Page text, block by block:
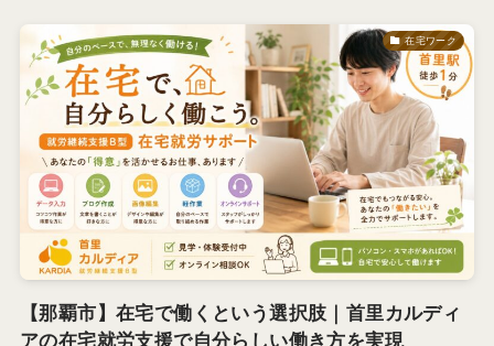
在宅ワーク
【那覇市】在宅で働くという選択肢｜首里カルディ
アの在宅就労支援で自分らしい働き方を実現